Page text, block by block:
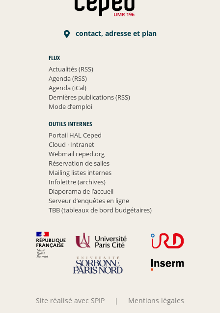
contact, adresse et plan
FLUX
Actualités (RSS)
Agenda (RSS)
Agenda (iCal)
Dernières publications (RSS)
Mode d’emploi
OUTILS INTERNES
Portail HAL Ceped
Cloud ·Intranet
Webmail ceped.org
Réservation de salles
Mailing listes internes
Infolettre (archives)
Diaporama de l’accueil
Serveur d’enquêtes en ligne
TBB (tableaux de bord budgétaires)
Site réalisé avec SPIP | Mentions légales